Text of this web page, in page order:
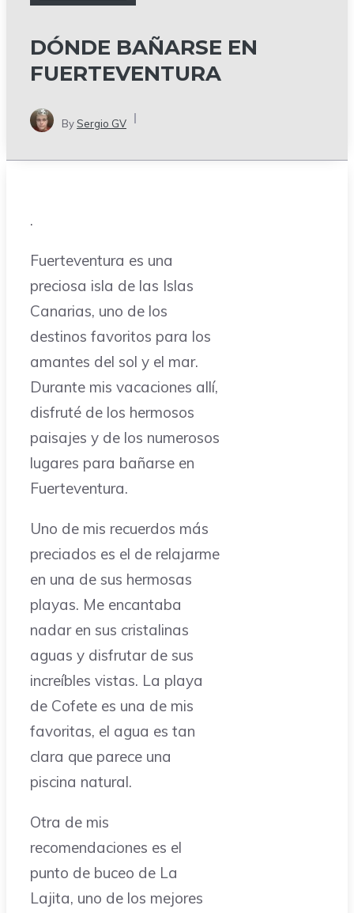
DÓNDE BAÑARSE EN
FUERTEVENTURA
By Sergio GV
.
Fuerteventura es una
preciosa isla de las Islas
Canarias, uno de los
destinos favoritos para los
amantes del sol y el mar.
Durante mis vacaciones allí,
disfruté de los hermosos
paisajes y de los numerosos
lugares para bañarse en
Fuerteventura.
Uno de mis recuerdos más
preciados es el de relajarme
en una de sus hermosas
playas. Me encantaba
nadar en sus cristalinas
aguas y disfrutar de sus
increíbles vistas. La playa
de Cofete es una de mis
favoritas, el agua es tan
clara que parece una
piscina natural.
Otra de mis
recomendaciones es el
punto de buceo de La
Lajita, uno de los mejores